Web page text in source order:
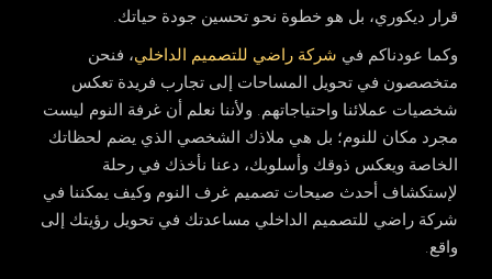
قرار ديكوري، بل هو خطوة نحو تحسين جودة حياتك.
وكما عودناكم في شركةراضي للتصميم الداخلي، فنحن
متخصصون في تحويل المساحات إلى تجارب فريدة تعكس
شخصيات عملائنا واحتياجاتهم. ولأننا نعلم أن غرفة النوم ليست
مجرد مكان للنوم؛ بل هي ملاذك الشخصي الذي يضم لحظاتك
الخاصة ويعكس ذوقك وأسلوبك، دعنا نأخذك في رحلة
لإستكشاف أحدث صيحات تصميم غرف النوم وكيف يمكننا في
شركة راضي للتصميم الداخلي مساعدتك في تحويل رؤيتك إلى
واقع.